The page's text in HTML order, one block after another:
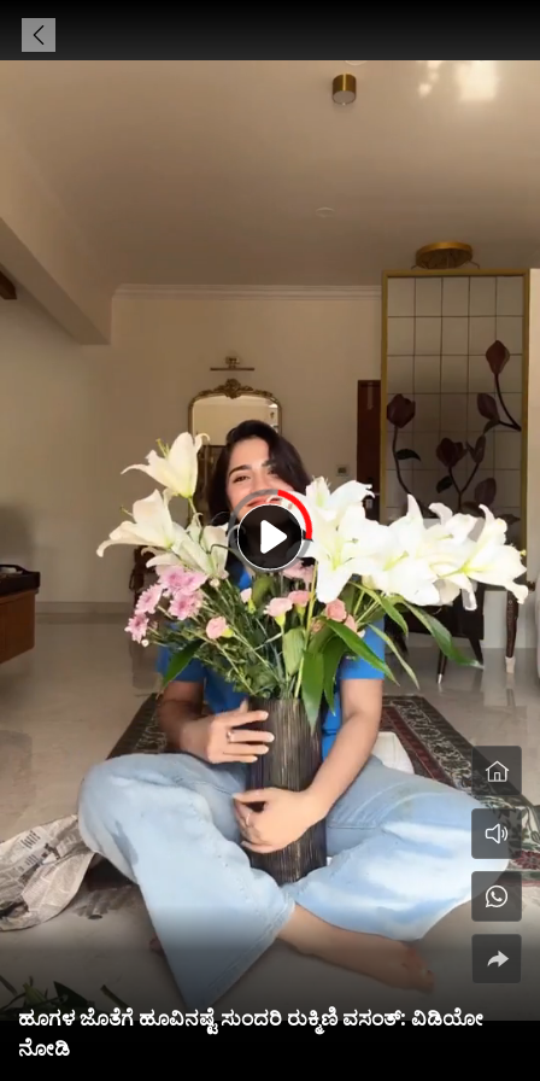
ಹೂಗಳ ಜೊತೆಗೆ ಹೂವಿನಷ್ಟೆ ಸುಂದರಿ ರುಕ್ಮಿಣಿ ವಸಂತ್: ವಿಡಿಯೋ
ನೋಡಿ